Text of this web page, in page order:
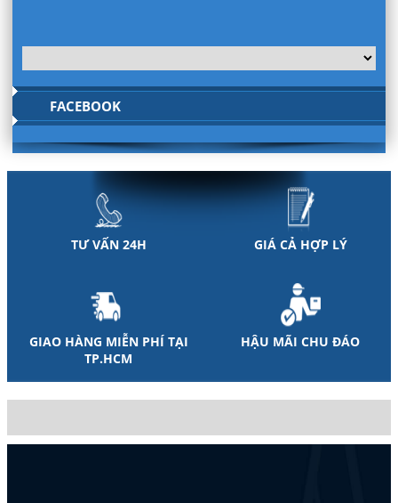
FACEBOOK
TƯ VẤN 24H GIÁ CẢ HỢP LÝ
GIAO HÀNG MIỄN PHÍ TẠI
TP.HCM
HẬU MÃI CHU ĐÁO